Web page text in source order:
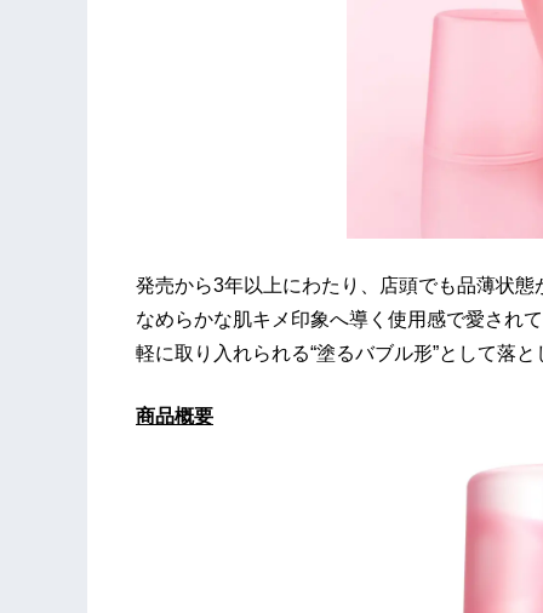
発売から3年以上にわたり、店頭でも品薄状
なめらかな肌キメ印象へ導く使用感で愛され
軽に取り入れられる“塗るバブル形”として落
商品概要